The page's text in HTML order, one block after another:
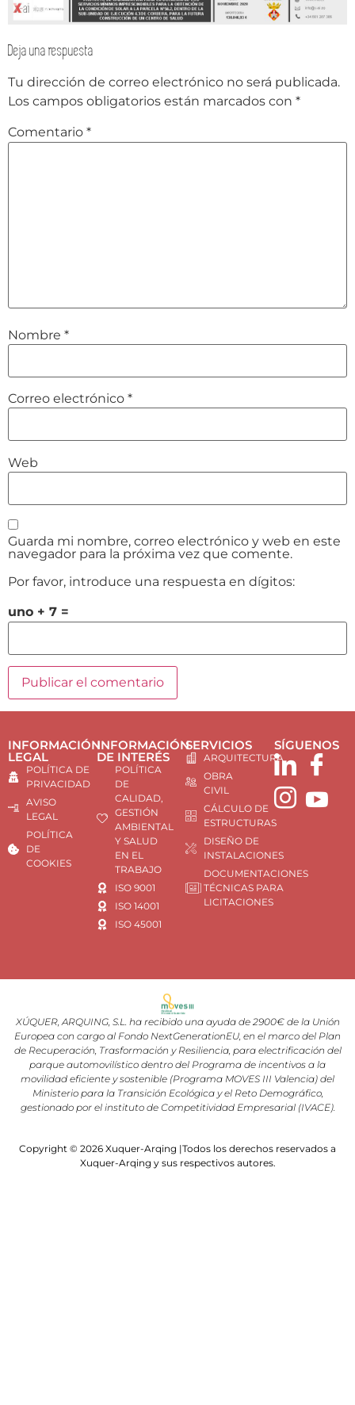
Deja una respuesta
Tu dirección de correo electrónico no será publicada.
Los campos obligatorios están marcados con *
Comentario *
Nombre *
Correo electrónico *
Web
Guarda mi nombre, correo electrónico y web en este
navegador para la próxima vez que comente.
Por favor, introduce una respuesta en dígitos:
uno + 7 =
INFORMACIÓN
LEGAL
POLÍTICA DE
PRIVACIDAD
AVISO
LEGAL
POLÍTICA
DE
COOKIES
INFORMACIÓN
DE INTERÉS
POLÍTICA
DE
CALIDAD,
GESTIÓN
AMBIENTAL
Y SALUD
EN EL
TRABAJO
ISO 9001
ISO 14001
ISO 45001
SERVICIOS
ARQUITECTURA
OBRA
CIVIL
CÁLCULO DE
ESTRUCTURAS
DISEÑO DE
INSTALACIONES
DOCUMENTACIONES
TÉCNICAS PARA
LICITACIONES
SÍGUENOS
XÚQUER, ARQUING, S.L. ha recibido una ayuda de 2900€ de la Unión
Europea con cargo al Fondo NextGenerationEU, en el marco del Plan
de Recuperación, Trasformación y Resiliencia, para electrificación del
parque automovilístico dentro del Programa de incentivos a la
movilidad eficiente y sostenible (Programa MOVES III Valencia) del
Ministerio para la Transición Ecológica y el Reto Demográfico,
gestionado por el instituto de Competitividad Empresarial (IVACE).
Copyright © 2026 Xuquer-Arqing |Todos los derechos reservados a
Xuquer-Arqing y sus respectivos autores.